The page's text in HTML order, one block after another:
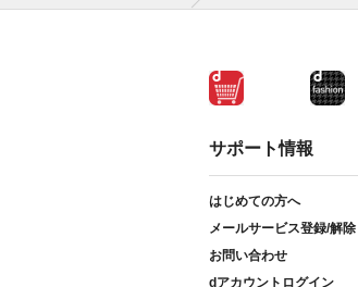
サポート情報
はじめての方へ
メールサービス登録/解除
お問い合わせ
dアカウントログイン